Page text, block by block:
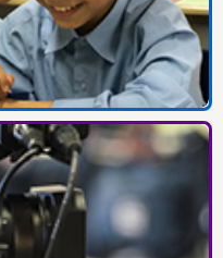
覽及獲獎名單